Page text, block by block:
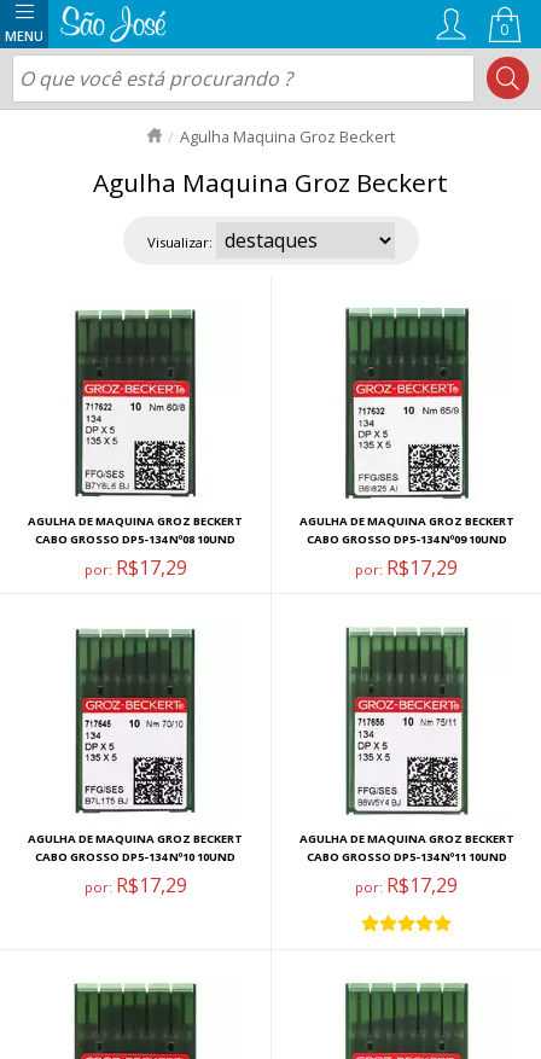
0
Agulha Maquina Groz Beckert
Agulha Maquina Groz Beckert
Visualizar:
AGULHA DE MAQUINA GROZ BECKERT
CABO GROSSO DP5-134 Nº08 10UND
por: R$17,29
AGULHA DE MAQUINA GROZ BECKERT
CABO GROSSO DP5-134 Nº09 10UND
por: R$17,29
AGULHA DE MAQUINA GROZ BECKERT
CABO GROSSO DP5-134 Nº10 10UND
por: R$17,29
AGULHA DE MAQUINA GROZ BECKERT
CABO GROSSO DP5-134 Nº11 10UND
por: R$17,29